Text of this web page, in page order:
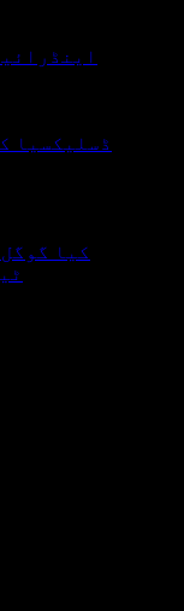
ڈسلیکسیا
کیا